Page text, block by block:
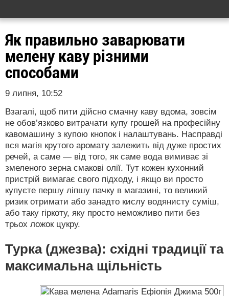
Як правильно заварювати
мелену каву різними
способами
9 липня, 10:52
Взагалі, щоб пити дійсно смачну каву вдома, зовсім
не обов’язково витрачати купу грошей на професійну
кавомашину з купою кнопок і налаштувань. Насправді
вся магія крутого аромату залежить від дуже простих
речей, а саме — від того, як саме вода вимиває зі
змеленого зерна смакові олії. Тут кожен кухонний
пристрій вимагає свого підходу, і якщо ви просто
купуєте першу ліпшу пачку в магазині, то великий
ризик отримати або занадто кислу водянисту суміш,
або таку гіркоту, яку просто неможливо пити без
трьох ложок цукру.
Турка (джезва): східні традиції та
максимальна щільність